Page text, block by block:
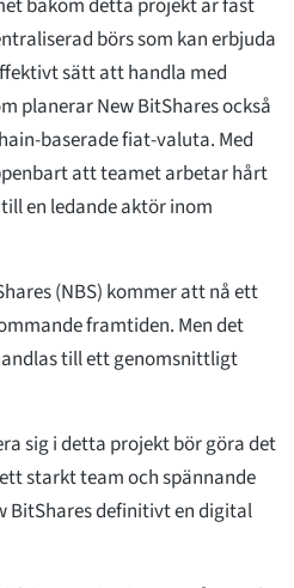
bakom detta projekt är fast
börs som kan erbjuda
sätt att handla med
planerar New BitShares också
baserade fiat-valuta. Med
att teamet arbetar hårt
en ledande aktör inom
(NBS) kommer att nå ett
framtiden. Men det
till ett genomsnittligt
sig i detta projekt bör göra det
starkt team och spännande
BitShares definitivt en digital